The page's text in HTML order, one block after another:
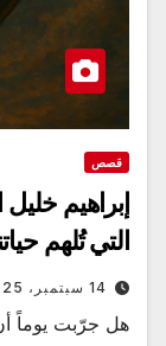
قصص
إبراهيم
التي تُلهم
14 سبتمبر، 2025
هل جرّبت يوماً